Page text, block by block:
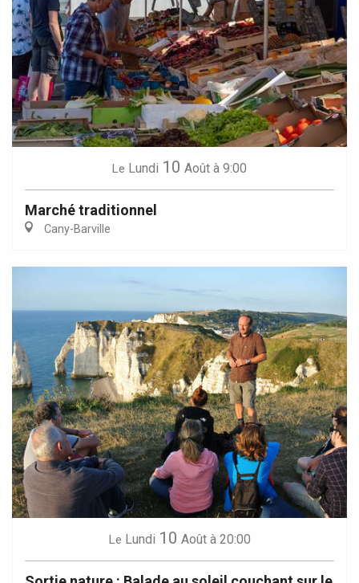
Le Lundi 10 Août à 9:00
Marché traditionnel
Cany-Barville
Le Lundi 10 Août à 20:00